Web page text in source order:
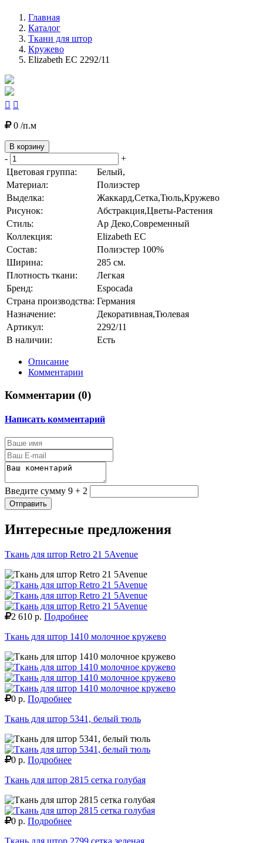
Главная
Каталог
Ткани для штор
Кружево
Elizabeth EC 2292/11
 
0 /п.м
В корзину
-
+
Цветовая группа:
Белый,
Материал:
Полиэстер
Выделка:
Жаккард,Сетка,Тюль,Кружево
Рисунок:
Абстракция,Цветы-Растения
Стиль:
Ар Деко,Современный
Коллекция:
Elizabeth EC
Состав:
Полиэстер 100%
Ширина:
285 см.
Плотность ткани:
Легкая
Бренд:
Espocada
Страна производства: Германия
Назначение:
Декоративная,Тюлевая
Артикул:
2292/11
В наличии:
Есть
Описание
Комментарии
Комментарии (0)
Написать комментарий
Введите сумму 9 + 2
Отправить
Интересные предложения
Ткань для штор Retro 21 5Avenue
2 610 р. Подробнее
Ткань для штор 1410 молочное кружево
0 р. Подробнее
Ткань для штор 5341, белый тюль
0 р. Подробнее
Ткань для штор 2815 сетка голубая
0 р. Подробнее
Ткань для штор 2799 сетка зеленая